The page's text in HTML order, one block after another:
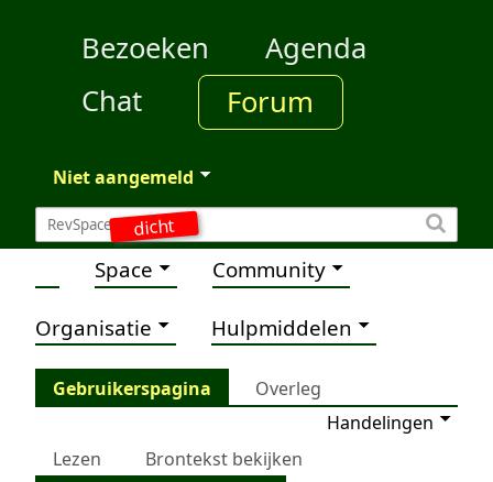
dicht
Bezoeken
Agenda
Chat
Forum
Niet aangemeld
Space Community
Organisatie Hulpmiddelen
Gebruikerspagina
Overleg
Handelingen
Lezen
Brontekst bekijken